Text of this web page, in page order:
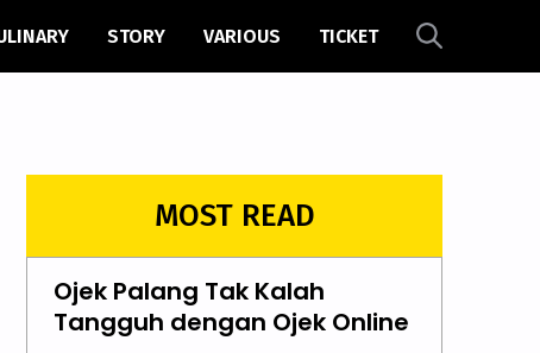
STORY VARIOUS TICKET
MOST READ
Ojek Palang Tak Kalah
Tangguh dengan Ojek Online